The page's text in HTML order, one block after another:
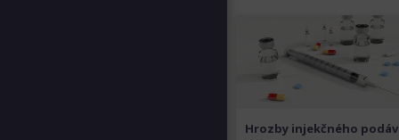
Hrozby injekčného